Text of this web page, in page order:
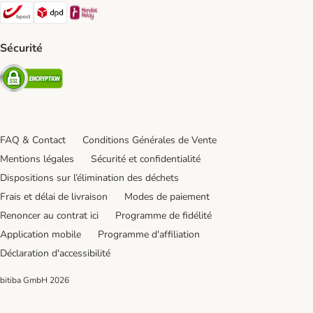
Bpost Shipping Method
DPD Shipping Method
Sécurité
Security
FAQ & Contact
Conditions Générales de Vente
Mentions légales
Sécurité et confidentialité
Dispositions sur l’élimination des déchets
Frais et délai de livraison
Modes de paiement
Renoncer au contrat ici
Programme de fidélité
Application mobile
Programme d'affiliation
Déclaration d'accessibilité
bitiba GmbH 2026